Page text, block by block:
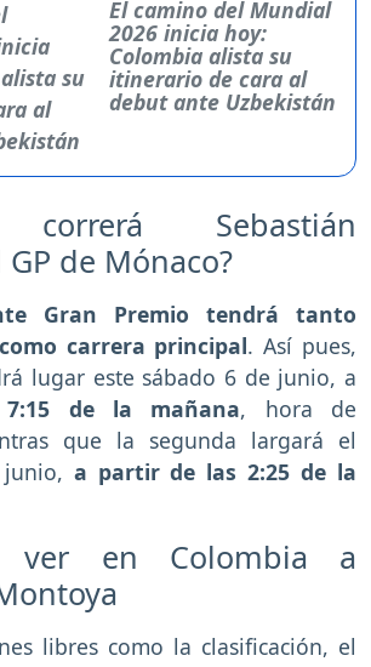
El camino del Mundial
2026 inicia hoy:
Colombia alista su
itinerario de cara al
debut ante Uzbekistán
correrá Sebastián
de Mónaco?
Gran Premio tendrá tanto
carrera principal. Así pues,
lugar este sábado 6 de junio, a
7:15 de la mañana, hora de
que la segunda largará el
a partir de las 2:25 de la
ver en Colombia a
libres como la clasificación, el